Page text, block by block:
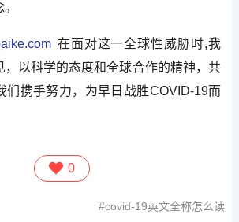
在面对这一全球性威胁时,我
，以科学的态度和全球合作的精神，共
们携手努力，为早日战胜COVID-19而
0
covid-19英文全称怎么读